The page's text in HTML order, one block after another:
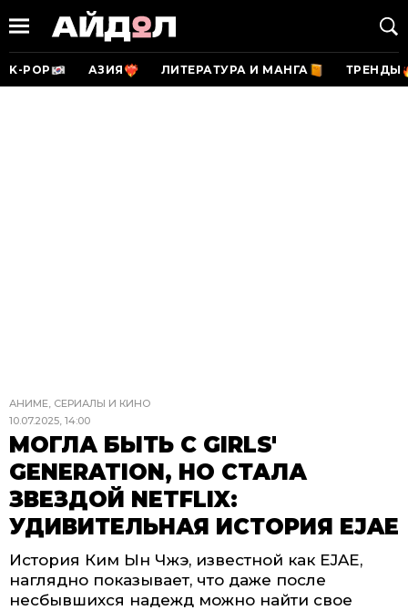
K-POP АЗИЯ ЛИТЕРАТУРА И МАНГА ТРЕНДЫ
АНИМЕ, СЕРИАЛЫ И КИНО
10.07.2025, 14:00
МОГЛА БЫТЬ С GIRLS'
GENERATION, НО СТАЛА
ЗВЕЗДОЙ NETFLIX:
УДИВИТЕЛЬНАЯ ИСТОРИЯ EJAE
История Ким Ын Чжэ, известной как EJAE,
наглядно показывает, что даже после
несбывшихся надежд можно найти свое